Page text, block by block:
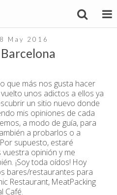
May 2016
que más nos gusta hacer
unos adictos a ellos ya
un sitio nuevo donde
mis opiniones de cada
a modo de guía, para
a probarlos o a
supuesto, estaré
opinión y me
¡Soy toda oídos! Hoy
bares/restaurantes para
Restaurant, MeatPacking
Café.